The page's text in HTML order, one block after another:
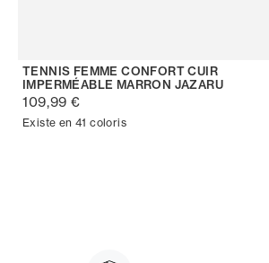
TENNIS FEMME CONFORT CUIR
IMPERMÉABLE MARRON JAZARU
109,99 €
Existe en 41 coloris